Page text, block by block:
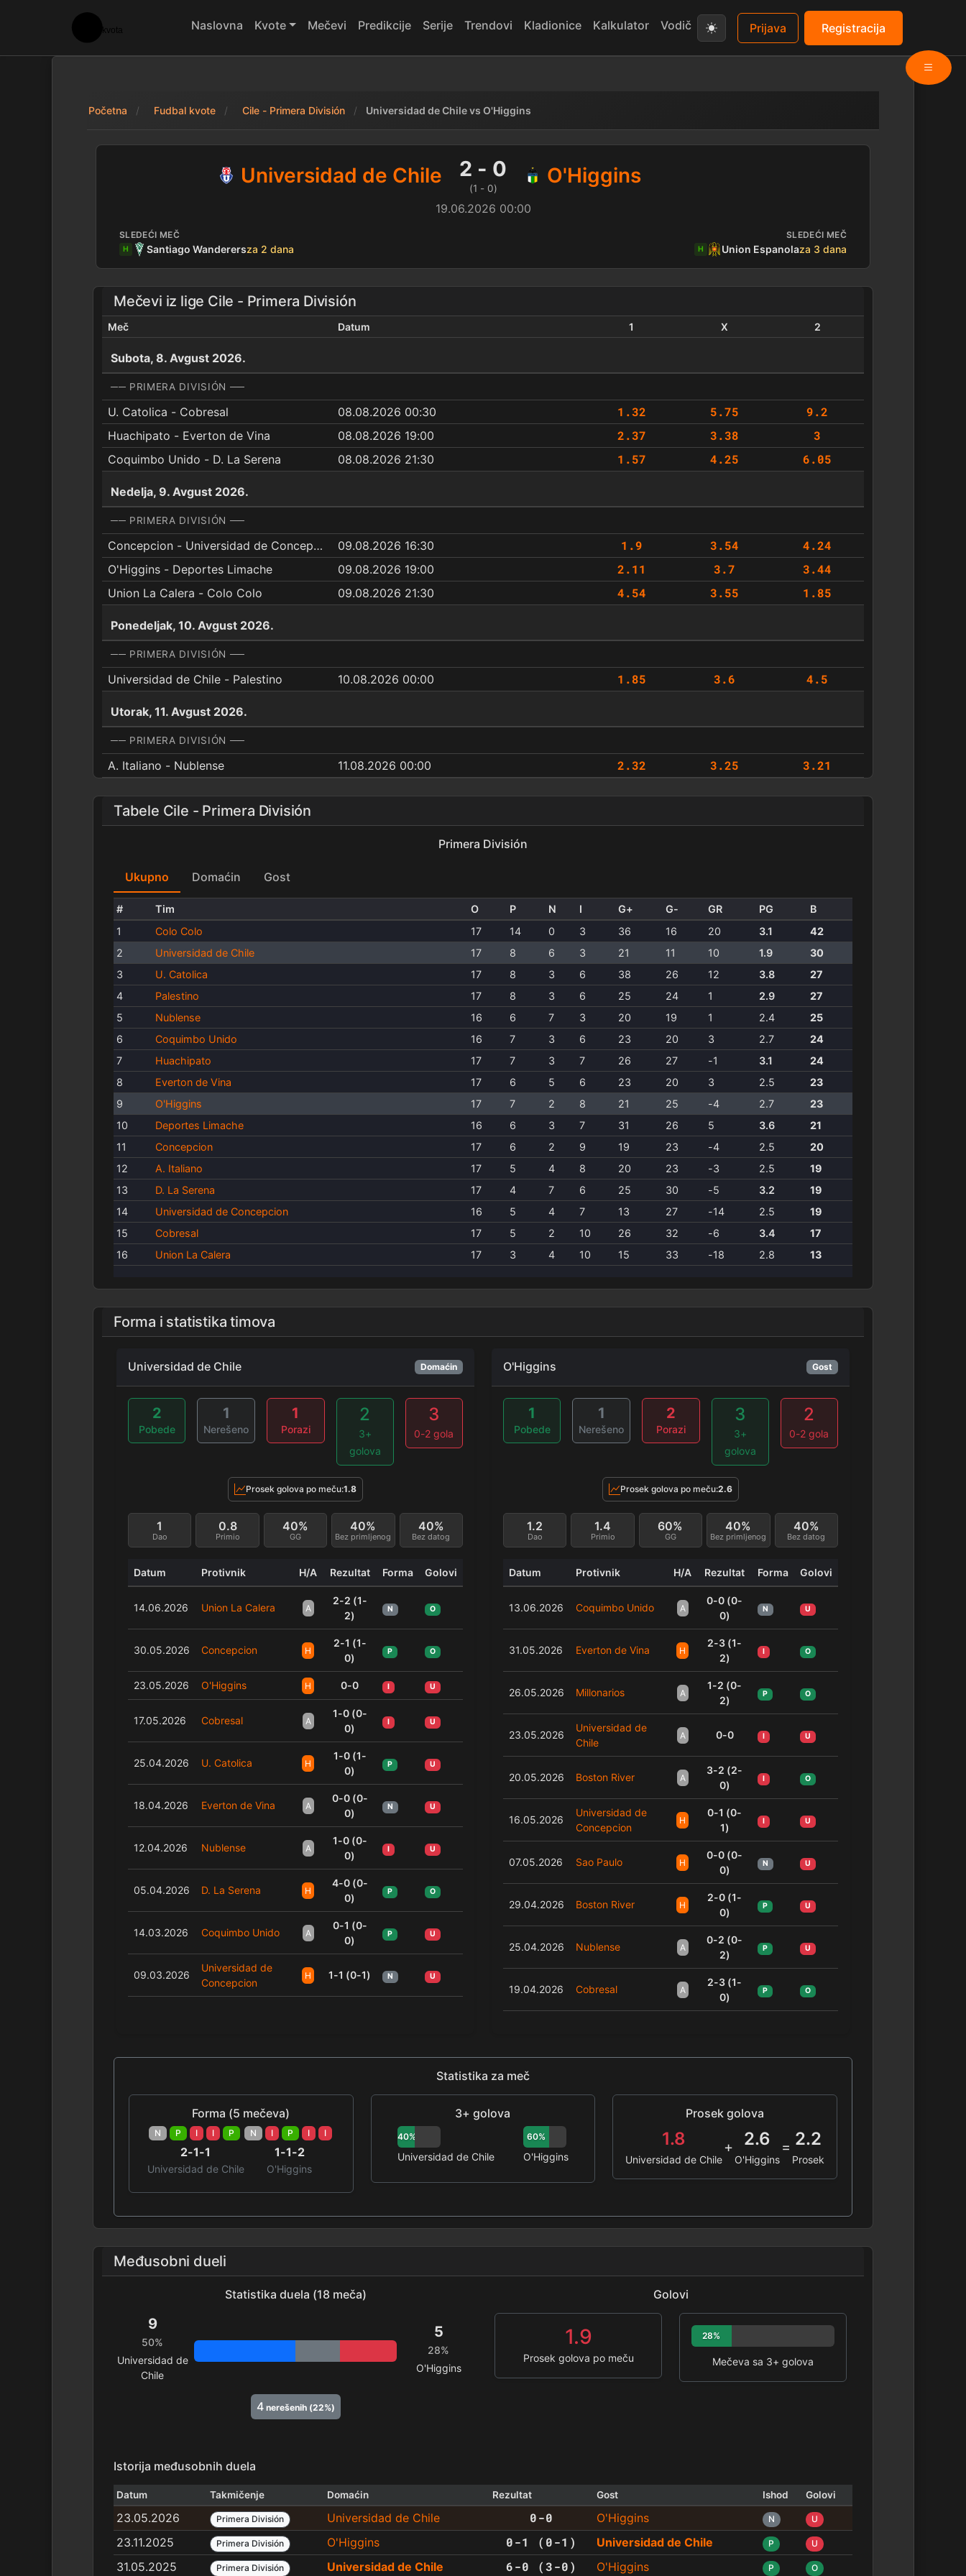
Naslovna Kvote Mečevi Predikcije Serije Trendovi Kladionice Kalkulator Vodič Prijava Registracija
Početna Fudbal kvote Cile - Primera División Universidad de Chile vs O'Higgins
Universidad de Chile 2 - 0 O'Higgins — rezultat
Universidad de Chile 2 - 0
(1 - 0)
O'Higgins
19.06.2026 00:00
SLEDEĆI MEČ
H Santiago Wanderersza 2 dana
SLEDEĆI MEČ
H Union Espanolaza 3 dana
Mečevi iz lige Cile - Primera División
Meč Datum 1 X 2
Subota, 8. Avgust 2026.
── PRIMERA DIVISIÓN ──
U. Catolica - Cobresal 08.08.2026 00:30 1.32 5.75 9.2
Huachipato - Everton de Vina 08.08.2026 19:00 2.37 3.38 3
Coquimbo Unido - D. La Serena 08.08.2026 21:30 1.57 4.25 6.05
Nedelja, 9. Avgust 2026.
── PRIMERA DIVISIÓN ──
Concepcion - Universidad de Concepcion 09.08.2026 16:30 1.9 3.54 4.24
O'Higgins - Deportes Limache 09.08.2026 19:00 2.11 3.7 3.44
Union La Calera - Colo Colo 09.08.2026 21:30 4.54 3.55 1.85
Ponedeljak, 10. Avgust 2026.
── PRIMERA DIVISIÓN ──
Universidad de Chile - Palestino 10.08.2026 00:00 1.85 3.6 4.5
Utorak, 11. Avgust 2026.
── PRIMERA DIVISIÓN ──
A. Italiano - Nublense 11.08.2026 00:00 2.32 3.25 3.21
Tabele Cile - Primera División
Primera División
Ukupno Domaćin Gost
# Tim O P N I G+ G- GR PG
B
1
Colo Colo 17 14 0 3 36 16 20 3.1
42
2
Universidad de Chile 17 8 6 3 21 11 10 1.9
30
3
U. Catolica 17 8 3 6 38 26 12 3.8
27
4
Palestino 17 8 3 6 25 24 1 2.9
27
5
Nublense 16 6 7 3 20 19 1 2.4
25
6
Coquimbo Unido 16 7 3 6 23 20 3 2.7
24
7
Huachipato 17 7 3 7 26 27 -1 3.1
24
8
Everton de Vina 17 6 5 6 23 20 3 2.5
23
9
O'Higgins 17 7 2 8 21 25 -4 2.7
23
10
Deportes Limache 16 6 3 7 31 26 5 3.6
21
11
Concepcion 17 6 2 9 19 23 -4 2.5
20
12
A. Italiano 17 5 4 8 20 23 -3 2.5
19
13
D. La Serena 17 4 7 6 25 30 -5 3.2
19
14
Universidad de Concepcion 16 5 4 7 13 27 -14 2.5
19
15
Cobresal 17 5 2 10 26 32 -6 3.4
17
16
Union La Calera 17 3 4 10 15 33 -18 2.8 13
Forma i statistika timova
Universidad de Chile Domaćin
2
Pobede
1
Nerešeno
1
Porazi
2
3+
golova
3
0-2 gola
Prosek golova po meču:1.8
Dao
1
Primio
0.8
GG
40%
Bez primljenog
40%
Bez datog
40%
Datum Protivnik H/A Rezultat Forma Golovi
14.06.2026 Union La Calera A
2-2 (1-
2)
N O
30.05.2026 Concepcion H
2-1 (1-
0)
P O
23.05.2026 O'Higgins H 0-0 I U
17.05.2026 Cobresal A
1-0 (0-
0)
I U
25.04.2026 U. Catolica H
1-0 (1-
0)
P U
18.04.2026 Everton de Vina A
0-0 (0-
0)
N U
12.04.2026 Nublense A
1-0 (0-
0)
I U
05.04.2026 D. La Serena H
4-0 (0-
0)
P O
14.03.2026 Coquimbo Unido A
0-1 (0-
0)
P U
09.03.2026
Universidad de
Concepcion
H 1-1 (0-1) N U
O'Higgins Gost
1
Pobede
1
Nerešeno
2
Porazi
3
3+
golova
2
0-2 gola
Prosek golova po meču:2.6
Dao
1.2
Primio
1.4
GG
60%
Bez primljenog
40%
Bez datog
40%
Datum Protivnik H/A Rezultat Forma Golovi
13.06.2026 Coquimbo Unido A
0-0 (0-
0)
N U
31.05.2026 Everton de Vina H
2-3 (1-
2)
I O
26.05.2026 Millonarios A
1-2 (0-
2)
P O
23.05.2026
Universidad de
Chile
A 0-0 I U
20.05.2026 Boston River A
3-2 (2-
0)
I O
16.05.2026
Universidad de
Concepcion
H
0-1 (0-
1)
I U
07.05.2026 Sao Paulo H
0-0 (0-
0)
N U
29.04.2026 Boston River H
2-0 (1-
0)
P U
25.04.2026 Nublense A
0-2 (0-
2)
P U
19.04.2026 Cobresal A
2-3 (1-
0)
P O
Statistika za meč
Forma (5 mečeva)
N P I I P
2-1-1
Universidad de Chile
N I P I I
1-1-2
O'Higgins
3+ golova
40%
Universidad de Chile
60%
O'Higgins
Prosek golova
1.8
Universidad de Chile
+ 2.6
O'Higgins
= 2.2
Prosek
Međusobni dueli
Statistika duela (18 meča)
9
50%
Universidad de
Chile
5
28%
O'Higgins
4nerešenih (22%)
Golovi
1.9
Prosek golova po meču
28%
Mečeva sa 3+ golova
Istorija međusobnih duela
Datum Takmičenje Domaćin Rezultat Gost Ishod Golovi
23.05.2026 Primera División Universidad de Chile 0-0 O'Higgins N U
23.11.2025 Primera División O'Higgins 0-1 (0-1) Universidad de Chile P U
31.05.2025 Primera División Universidad de Chile 6-0 (3-0) O'Higgins P O